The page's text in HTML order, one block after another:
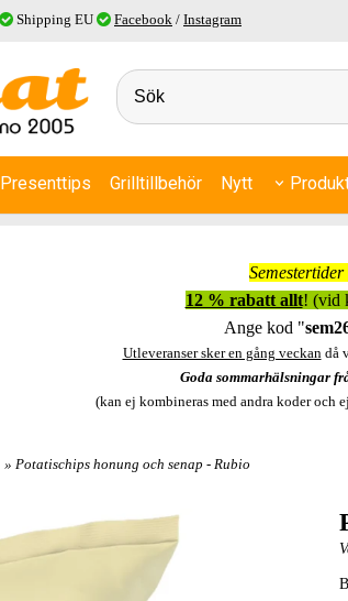
Shipping EU Facebook / Instagram
Presenttips Grilltillbehör Nytt
12 % rabatt allt! (vid
Ange kod "
Utleveranser sker en gång veckan då
Goda sommarhälsningar
(kan ej kombineras med andra koder och
» Potatischips honung och senap - Rubio